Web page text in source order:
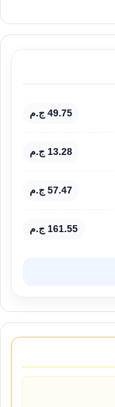
49.75 ج.م
13.28 ج.م
57.47 ج.م
161.55 ج.م